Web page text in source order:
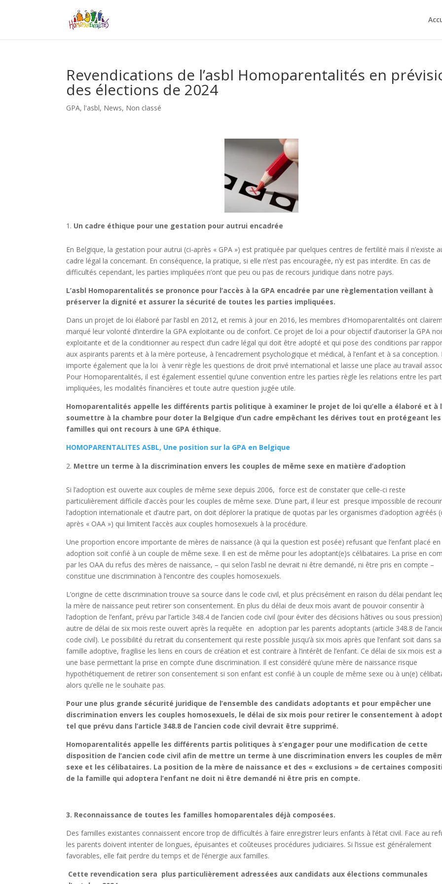
Revendications de l’asbl Homoparentalités en
des élections de 2024
GPA,l'asbl, News, Non classé
Un cadre éthique pour une gestation pour autrui encadrée
En Belgique, la gestation pour autrui (ci-après « GPA ») est pratiquée par quelques centres de fertilité mais il n’existe
cadre légal la concernant. En conséquence, la pratique, si elle n’est pas encouragée, n’y est pas interdite. En cas de
difficultés cependant, les parties impliquées n’ont que peu ou pas de recours juridique dans notre pays.
L’asbl Homoparentalités se prononce pour l’accès à la GPA encadrée par une règlementation veillant à
préserver la dignité et assurer la sécurité de toutes les parties impliquées.
Dans un projet de loi élaboré par l’asbl en 2012, et remis à jour en 2016, les membres d’Homoparentalités ont
marqué leur volonté d’interdire la GPA exploitante ou de confort. Ce projet de loi a pour objectif d’autoriser la GPA
exploitante et de la conditionner au respect d’un cadre légal qui doit être adopté et qui pose des conditions par
aux aspirants parents et à la mère porteuse, à l’encadrement psychologique et médical, à l’enfant et à sa conception.
importe également que la loi à venir règle les questions de droit privé international et laisse une place au travail
Pour Homoparentalités, il est également essentiel qu’une convention entre les parties règle les relations entre les
impliquées, les modalités financières et toute autre question jugée utile.
Homoparentalités appelle les différents partis politique à examiner le projet de loi qu’elle a élaboré et à
soumettre à la chambre pour doter la Belgique d’un cadre empêchant les dérives tout en protégeant les
familles qui ont recours à une GPA éthique.
HOMOPARENTALITES ASBL, Une position sur la GPA en Belgique
Mettre un terme à la discrimination envers les couples de même sexe en matière d’adoption
Si l’adoption est ouverte aux couples de même sexe depuis 2006, force est de constater que celle-ci reste
particulièrement difficile d’accès pour les couples de même sexe. D’une part, il leur est presque impossible de
l’adoption internationale et d’autre part, on doit déplorer la pratique de quotas par les organismes d’adoption agréés
après « OAA ») qui limitent l’accès aux couples homosexuels à la procédure.
Une proportion encore importante de mères de naissance (à qui la question est posée) refusant que l’enfant placé en
adoption soit confié à un couple de même sexe. Il en est de même pour les adoptant(e)s célibataires. La prise en
par les OAA du refus des mères de naissance, – qui selon l’asbl ne devrait ni être demandé, ni être pris en compte –
constitue une discrimination à l’encontre des couples homosexuels.
L’origine de cette discrimination trouve sa source dans le code civil, et plus précisément en raison du délai pendant
la mère de naissance peut retirer son consentement. En plus du délai de deux mois avant de pouvoir consentir à
l’adoption de l’enfant, prévu par l’article 348.4 de l’ancien code civil (pour éviter des décisions hâtives ou sous
autre de délai de six mois reste ouvert après la requête en adoption par les parents adoptants (article 348.8 de
code civil). Le possibilité du retrait du consentement qui reste possible jusqu’à six mois après que l’enfant soit dans sa
famille adoptive, fragilise les liens en cours de création et est contraire à l’intérêt de l’enfant. Ce délai de six mois est
une base permettant la prise en compte d’une discrimination. Il est considéré qu’une mère de naissance risque
hypothétiquement de retirer son consentement si son enfant est confié à un couple de même sexe ou à un(e)
alors qu’elle ne le souhaite pas.
Pour une plus grande sécurité juridique de l’ensemble des candidats adoptants et pour empêcher une
discrimination envers les couples homosexuels, le délai de six mois pour retirer le consentement à
tel que prévu dans l’article 348.8 de l’ancien code civil devrait être supprimé.
Homoparentalités appelle les différents partis politiques à s’engager pour une modification de cette
disposition de l’ancien code civil afin de mettre un terme à une discrimination envers les couples de
sexe et les célibataires. La position de la mère de naissance et des « exclusions » de certaines
de la famille qui adoptera l’enfant ne doit ni être demandé ni être pris en compte.
3. Reconnaissance de toutes les familles homoparentales déjà composées.
Des familles existantes connaissent encore trop de difficultés à faire enregistrer leurs enfants à l’état civil. Face au
les parents doivent intenter de longues, épuisantes et coûteuses procédures judiciaires. Si l’issue est généralement
favorables, elle fait perdre du temps et de l’énergie aux familles.
Cette revendication sera plus particulièrement adressées aux candidats aux élections communales